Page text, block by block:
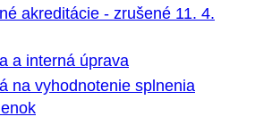
akreditácie - zrušené 11. 4.
a interná úprava
na vyhodnotenie splnenia